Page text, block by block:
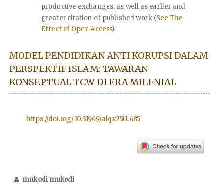
productive exchanges, as well as earlier and
greater citation of published work (See The
Effect of Open Access).
MODEL PENDIDIKAN ANTI KORUPSI DALAM
PERSPEKTIF ISLAM: TAWARAN
KONSEPTUAL TCW DI ERA MILENIAL
https://doi.org/10.31969/alq.v25i1.685
mukodi mukodi